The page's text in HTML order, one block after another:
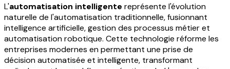
L'automatisation intelligente représente l'évolution
naturelle de l'automatisation traditionnelle, fusionnant
intelligence artificielle, gestion des processus métier et
automatisation robotique. Cette technologie réforme les
entreprises modernes en permettant une prise de
décision automatisée et intelligente, transformant